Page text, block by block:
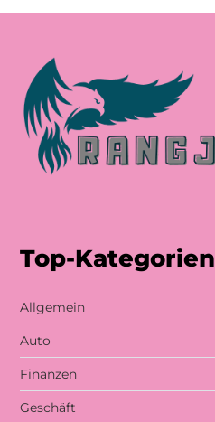
Top-Kategorien
Allgemein
Auto
Finanzen
Geschäft